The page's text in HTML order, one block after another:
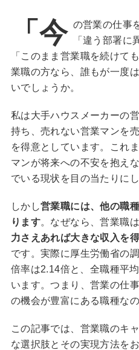
「今 の営業の仕事
「違う部署に
「このまま営業職を続けて
業職の方なら、誰もが一度
いでしょうか。
私は大手ハウスメーカーの
持ち、売れない営業マンを
を得意としています。これ
マンが将来への不安を抱え
でいる現状を目の当たりに
しかし営業職には、他の職
ります。なぜなら、営業職
力さえあれば大きな収入を
です。実際に厚生労働省の
倍率は2.14倍と、全職種平
います。つまり、営業の仕
の機会が豊富にある職種なの
この記事では、営業職のキ
な選択肢とその実現方法を